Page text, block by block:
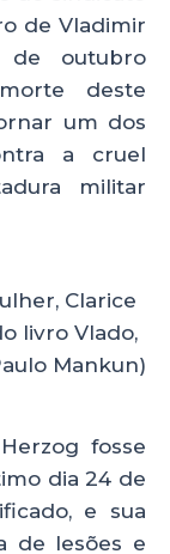
de Vladimir
de outubro
deste
um dos
a cruel
militar
Clarice
livro Vlado,
Mankun)
fosse
dia 24 de
e sua
de lesões e